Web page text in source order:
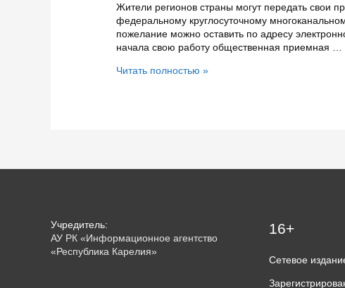
Жители регионов страны могут передать свои
федеральному круглосуточному
пожелание можно оставить по адресу
начала свою работу общественная приемная …
В
Читать полностью »
Учредитель:
АУ РК «Информационное агентство
«Республика Карелия»
16+
Сетевое